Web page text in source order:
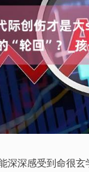
深深感受到命很玄